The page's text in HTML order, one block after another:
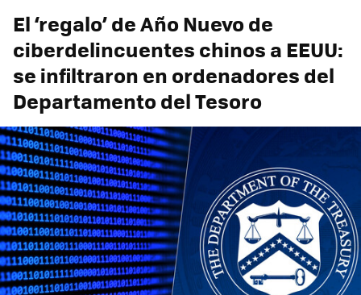
El ‘regalo’ de Año Nuevo de
ciberdelincuentes chinos a EEUU:
se infiltraron en ordenadores del
Departamento del Tesoro